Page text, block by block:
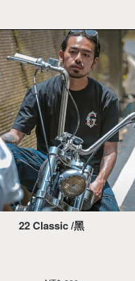
22 Classic /黑